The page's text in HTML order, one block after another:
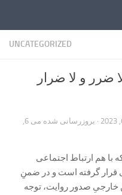
UNCATEGORIZED
قاعدۀ لا ضرر و لا ضرار
· بروزرسانی شده
می 6,
با هم ارتباط اجتماعی
قرار گرفته است و در ضمنِ
خارجیِ صدور روایت، توجه